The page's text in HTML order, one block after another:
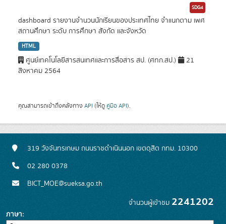
SDG4
dashboard รายงานจำนวนนักเรียนของประเทศไทย จำแนกตาม เพศ
สถานศึกษา ระดับ การศึกษา สังกัด และจังหวัด
HTML
ศูนย์เทคโนโลยีสารสนเทศและการสื่อสาร สป. (ศทก.สป.)
21
สิงหาคม 2564
คุณสามารถเข้าถึงคลังทาง API (ให้ดู คู่มือ API).
319 วังจันทรเกษม ถนนราชดำเนินนอก เขตดุสิต กทม. 10300
02 280 0378
BICT_MOE@sueksa.go.th
จำนวนผู้เข้าชม 2241202
ภาษา